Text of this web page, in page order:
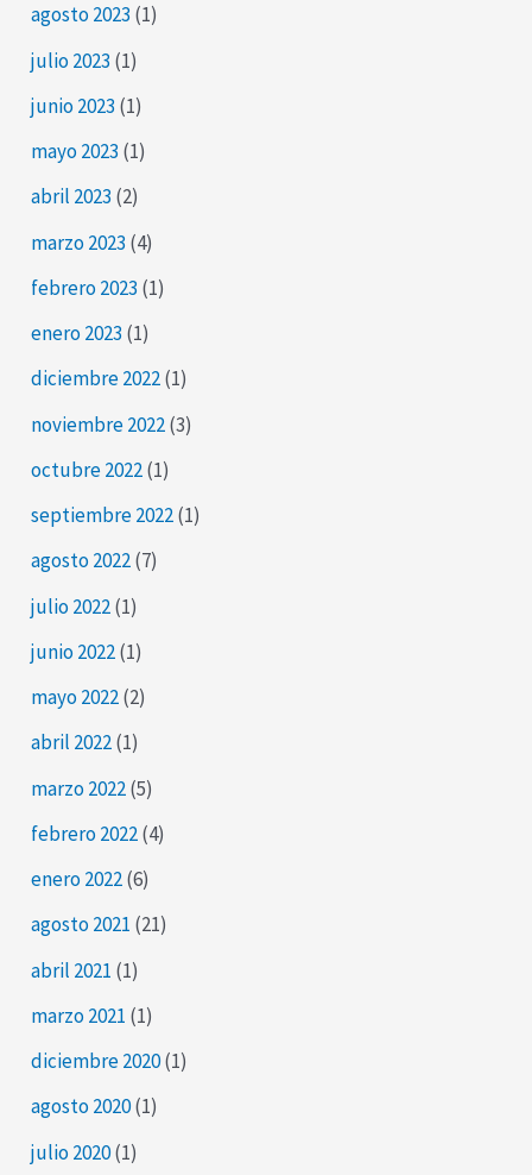
agosto 2023 (1)
julio 2023 (1)
junio 2023 (1)
mayo 2023 (1)
abril 2023 (2)
marzo 2023 (4)
febrero 2023 (1)
enero 2023 (1)
diciembre 2022(1)
noviembre 2022(3)
octubre 2022(1)
septiembre 2022(1)
agosto 2022(7)
julio 2022(1)
junio 2022(1)
mayo 2022(2)
abril 2022(1)
marzo 2022(5)
febrero 2022(4)
enero 2022(6)
agosto 2021 (21)
abril 2021 (1)
marzo 2021 (1)
diciembre 2020(1)
agosto 2020(1)
julio 2020(1)